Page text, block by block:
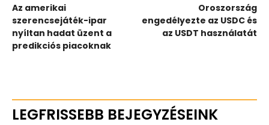
Az amerikai
szerencsejáték-ipar
nyíltan hadat üzent a
predikciós piacoknak
Oroszország
engedélyezte az USDC és
az USDT használatát
LEGFRISSEBB BEJEGYZÉSEINK